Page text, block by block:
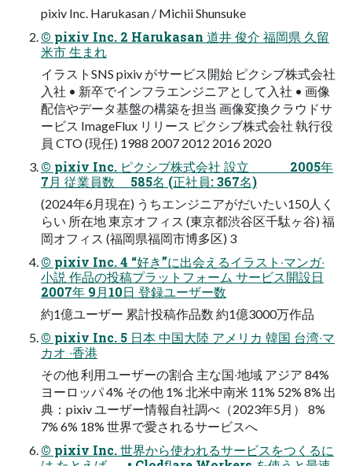
pixiv Inc. Harukasan / Michii Shunsuke
© pixiv Inc. 2 Harukasan 道井 俊介 福岡県 久留
⽶市 ⽣まれ
イラストSNS pixiv がサービス開始 ピクシブ株式会社
⼊社 • 新卒でインフラエンジニアとして⼊社 • 画像
配信やデータ基盤の構築を担当 画像変換クラウドサ
ービス ImageFlux リリース ピクシブ株式会社 執⾏役
員 CTO (現任) 1988 2007 2012 2016 2020
© pixiv Inc. ピクシブ株式会社 設⽴ 2005年
7⽉ 従業員数 585名 (正社員: 367名)
(2024年6⽉現在) うちエンジニアがだいたい150⼈く
らい 所在地 東京オフィス (東京都渋⾕区千駄ヶ⾕) 福
岡オフィス (福岡県福岡市博多区) 3
© pixiv Inc. 4 “好き”に出会えるイラスト‧マンガ‧
⼩説 作品の投稿プラットフォーム サービス開設⽇
2007年 9⽉10⽇ 登録ユーザー数
約1億ユーザー 累計投稿作品数 約1億3000万作品
© pixiv Inc. 5 ⽇本 中国⼤陸 アメリカ 韓国 台湾‧マ
カオ ‧⾹港
その他 利⽤ユーザーの割合 主な国‧地域 アジア 84%
ヨーロッパ 4% その他 1% 北⽶中南⽶ 11% 52% 8% 出
典：pixiv ユーザー情報⾃社調べ（2023年5⽉） 8%
7% 6% 18% 世界で愛されるサービスへ
© pixiv Inc. 世界から使われるサービスをつくるに